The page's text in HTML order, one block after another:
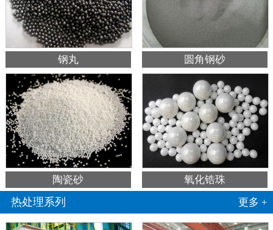
钢丸 圆角钢砂
陶瓷砂 氧化锆珠
热处理系列 更多 +